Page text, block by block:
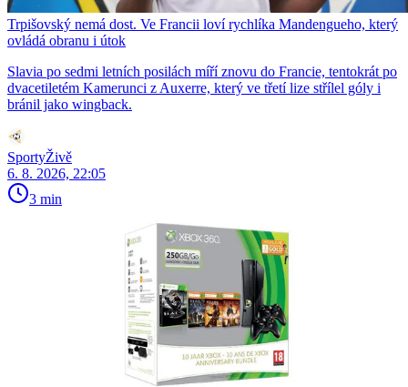
Trpišovský nemá dost. Ve Francii loví rychlíka Mandengueho, který
ovládá obranu i útok
Slavia po sedmi letních posilách míří znovu do Francie, tentokrát po
dvacetiletém Kamerunci z Auxerre, který ve třetí lize střílel góly i
bránil jako wingback.
SportyŽivě
6. 8. 2026, 22:05
3 min